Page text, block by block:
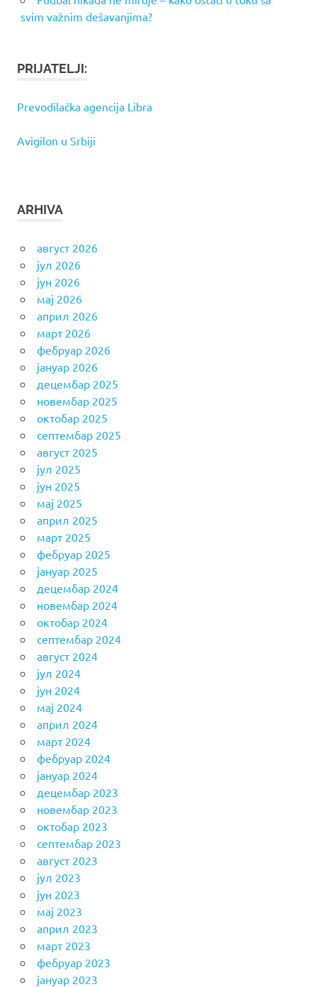
svim važnim dešavanjima?
PRIJATELJI:
Prevodilačka agencija Libra
Avigilon u Srbiji
ARHIVA
август 2026
јул 2026
јун 2026
мај 2026
април 2026
март 2026
фебруар 2026
јануар 2026
децембар 2025
новембар 2025
октобар 2025
септембар 2025
август 2025
јул 2025
јун 2025
мај 2025
април 2025
март 2025
фебруар 2025
јануар 2025
децембар 2024
новембар 2024
октобар 2024
септембар 2024
август 2024
јул 2024
јун 2024
мај 2024
април 2024
март 2024
фебруар 2024
јануар 2024
децембар 2023
новембар 2023
октобар 2023
септембар 2023
август 2023
јул 2023
јун 2023
мај 2023
април 2023
март 2023
фебруар 2023
јануар 2023